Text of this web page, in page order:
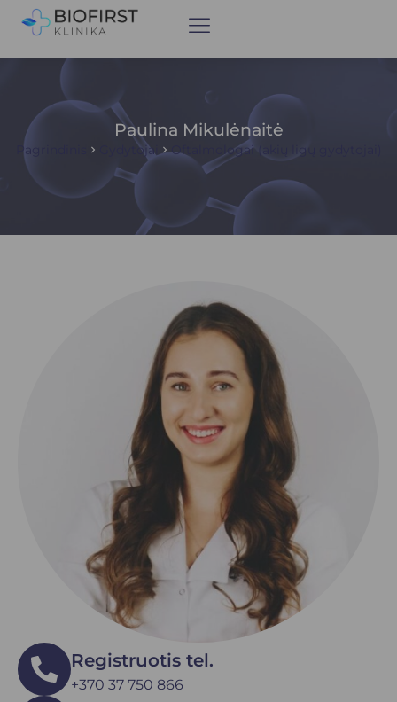
Paulina Mikulėnaitė
Pagrindinis Gydytojai Oftalmologai (akių ligų gydytojai)
Registruotis tel.
+370 37 750 866